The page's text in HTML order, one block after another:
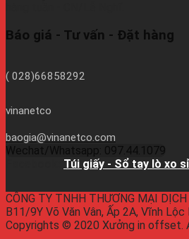
Báo giá - Tư vấn - Đặt hàng
( 028)66858292
vinanetco
baogia@vinanetco.com
Wechat/Whatsapp: 097.44.1079
Túi giấy - Sổ tay lò xo
CÔNG TY TNHH THƯƠNG MẠI
B11/9Y Võ Văn Vân, Ấp 2A, Vĩnh Lộc
Copyrights © 2020 Xưởng in offset.